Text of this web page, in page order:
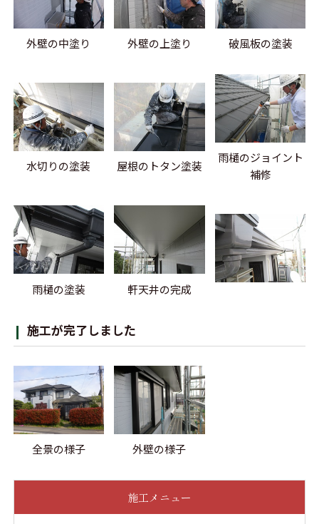
外壁の中塗り 外壁の上塗り 破風板の塗装
水切りの塗装 屋根のトタン塗装
雨樋のジョイント
補修
雨樋の塗装 軒天井の完成
施工が完了しました
全景の様子 外壁の様子
施工メニュー